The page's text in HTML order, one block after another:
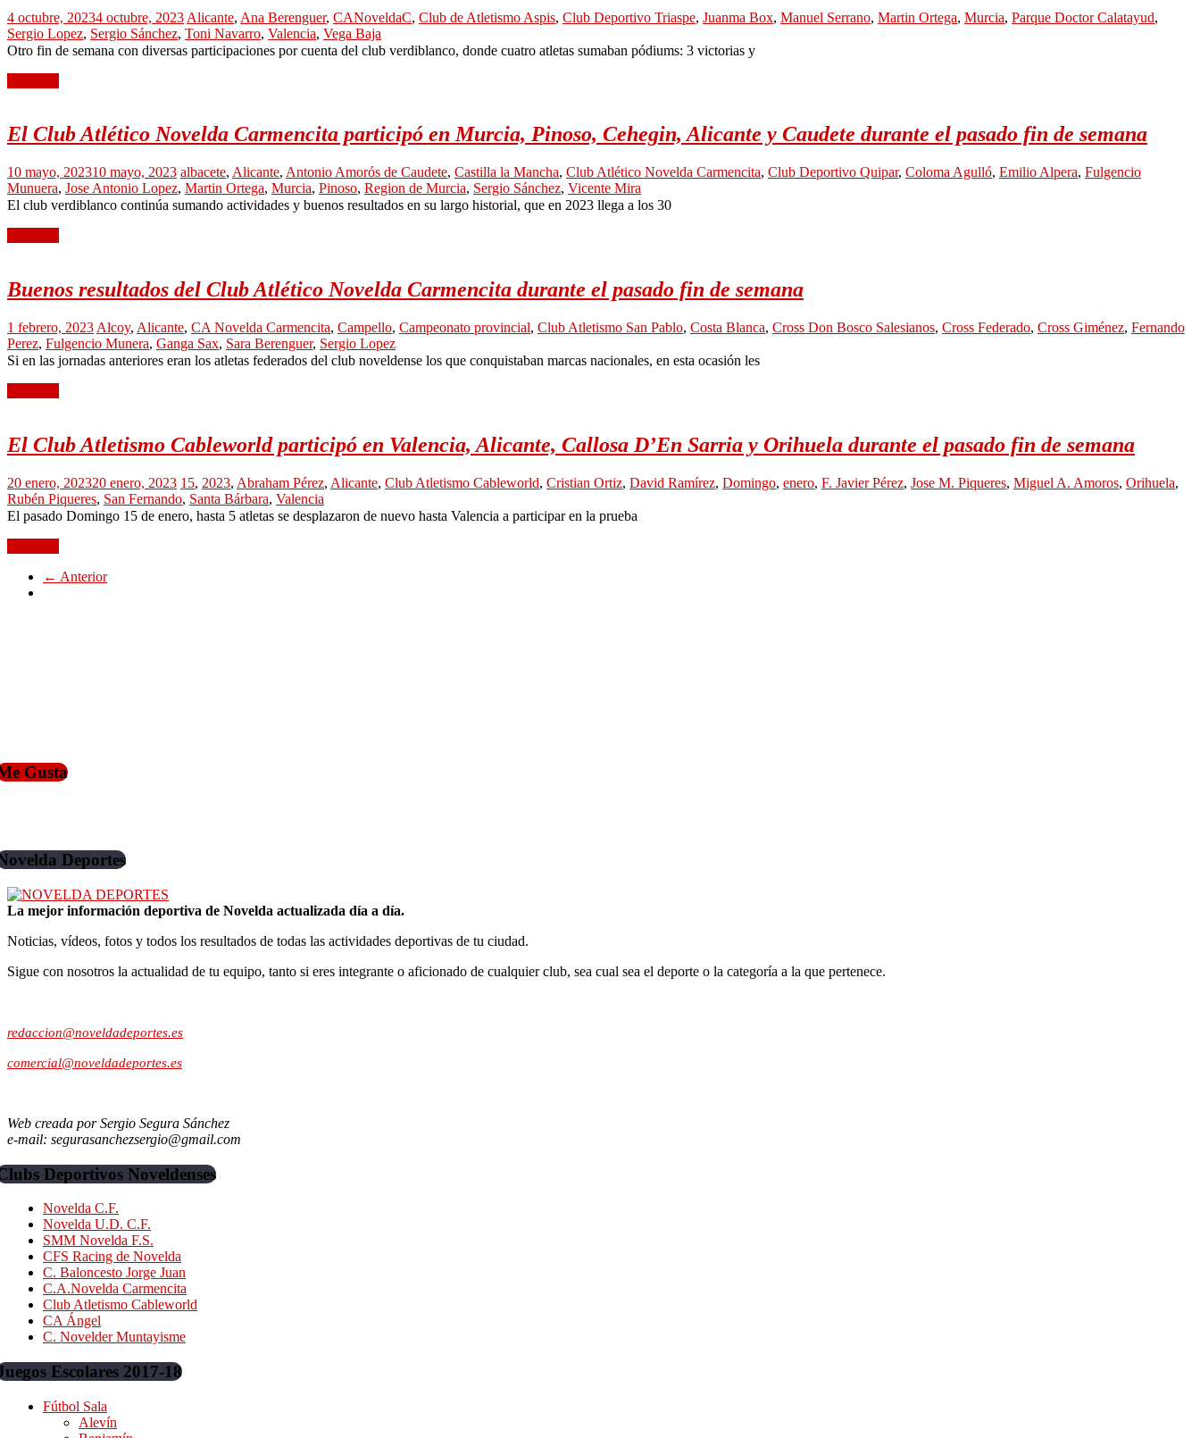
4 octubre, 20234 octubre, 2023 Alicante, Ana Berenguer, CANoveldaC, Club de Atletismo Aspis, Club Deportivo Triaspe, Juanma Box, Manuel Serrano, Martin Ortega, Murcia, Parque Doctor Calatayud,
Sergio Lopez, Sergio Sánchez, Toni Navarro, Valencia, Vega Baja
Otro fin de semana con diversas participaciones por cuenta del club verdiblanco, donde cuatro atletas sumaban pódiums: 3 victorias y
El Club Atlético Novelda Carmencita participó en Murcia, Pinoso, Cehegin, Alicante y Caudete durante el pasado fin de semana
10 mayo, 202310 mayo, 2023 albacete, Alicante, Antonio Amorós de Caudete, Castilla la Mancha, Club Atlético Novelda Carmencita, Club Deportivo Quipar, Coloma Agulló, Emilio Alpera, Fulgencio
Munuera, Jose Antonio Lopez, Martin Ortega, Murcia, Pinoso, Region de Murcia, Sergio Sánchez, Vicente Mira
El club verdiblanco continúa sumando actividades y buenos resultados en su largo historial, que en 2023 llega a los 30
Buenos resultados del Club Atlético Novelda Carmencita durante el pasado fin de semana
1 febrero, 2023 Alcoy, Alicante, CA Novelda Carmencita, Campello, Campeonato provincial, Club Atletismo San Pablo, Costa Blanca, Cross Don Bosco Salesianos, Cross Federado, Cross Giménez, Fernando
Perez, Fulgencio Munera, Ganga Sax, Sara Berenguer, Sergio Lopez
Si en las jornadas anteriores eran los atletas federados del club noveldense los que conquistaban marcas nacionales, en esta ocasión les
El Club Atletismo Cableworld participó en Valencia, Alicante, Callosa D’En Sarria y Orihuela durante el pasado fin de semana
20 enero, 202320 enero, 2023 15, 2023, Abraham Pérez, Alicante, Club Atletismo Cableworld, Cristian Ortiz, David Ramírez, Domingo, enero, F. Javier Pérez, Jose M. Piqueres, Miguel A. Amoros, Orihuela,
Rubén Piqueres, San Fernando, Santa Bárbara, Valencia
El pasado Domingo 15 de enero, hasta 5 atletas se desplazaron de nuevo hasta Valencia a participar en la prueba
← Anterior
Gusta
Deportes
La mejor información deportiva de Novelda actualizada día a día.
Noticias, vídeos, fotos y todos los resultados de todas las actividades deportivas de tu ciudad.
Sigue con nosotros la actualidad de tu equipo, tanto si eres integrante o aficionado de cualquier club, sea cual sea el deporte o la categoría a la que pertenece.
redaccion@noveldadeportes.es
comercial@noveldadeportes.es
Web creada por Sergio Segura Sánchez
e-mail: segurasanchezsergio@gmail.com
Deportivos Noveldenses
Novelda C.F.
Novelda U.D. C.F.
SMM Novelda F.S.
CFS Racing de Novelda
C. Baloncesto Jorge Juan
C.A.Novelda Carmencita
Club Atletismo Cableworld
CA Ángel
C. Novelder Muntayisme
Escolares 2017-18
Fútbol Sala
Alevín